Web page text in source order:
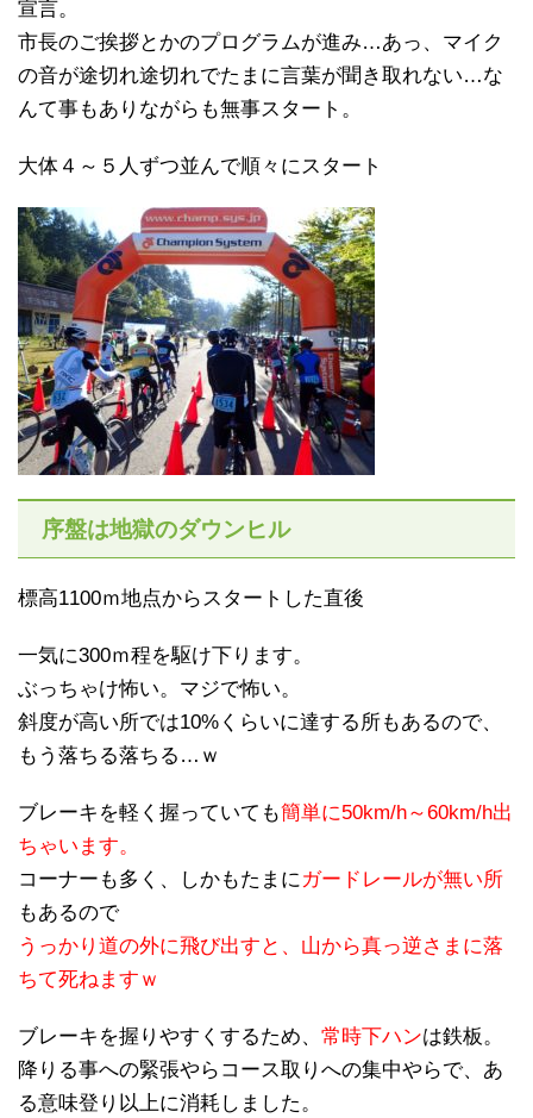
宣言。
市長のご挨拶とかのプログラムが進み…あっ、マイク
の音が途切れ途切れでたまに言葉が聞き取れない…な
んて事もありながらも無事スタート。
大体４～５人ずつ並んで順々にスタート
序盤は地獄のダウンヒル
標高1100ｍ地点からスタートした直後
一気に300ｍ程を駆け下ります。
ぶっちゃけ怖い。マジで怖い。
斜度が高い所では10%くらいに達する所もあるので、
もう落ちる落ちる…ｗ
ブレーキを軽く握っていても簡単に50km/h～60km/h出
ちゃいます。
コーナーも多く、しかもたまにガードレールが無い所
もあるので
うっかり道の外に飛び出すと、山から真っ逆さまに落
ちて死ねますｗ
ブレーキを握りやすくするため、 常時下ハンは鉄板。
降りる事への緊張やらコース取りへの集中やらで、あ
る意味登り以上に消耗しました。